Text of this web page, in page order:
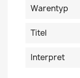
Warentyp
Titel
Interpret